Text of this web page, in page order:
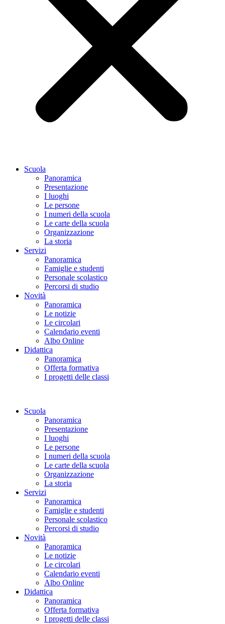
Scuola
Panoramica
Presentazione
I luoghi
Le persone
I numeri della scuola
Le carte della scuola
Organizzazione
La storia
Servizi
Panoramica
Famiglie e studenti
Personale scolastico
Percorsi di studio
Novità
Panoramica
Le notizie
Le circolari
Calendario eventi
Albo Online
Didattica
Panoramica
Offerta formativa
I progetti delle classi
Scuola
Panoramica
Presentazione
I luoghi
Le persone
I numeri della scuola
Le carte della scuola
Organizzazione
La storia
Servizi
Panoramica
Famiglie e studenti
Personale scolastico
Percorsi di studio
Novità
Panoramica
Le notizie
Le circolari
Calendario eventi
Albo Online
Didattica
Panoramica
Offerta formativa
I progetti delle classi